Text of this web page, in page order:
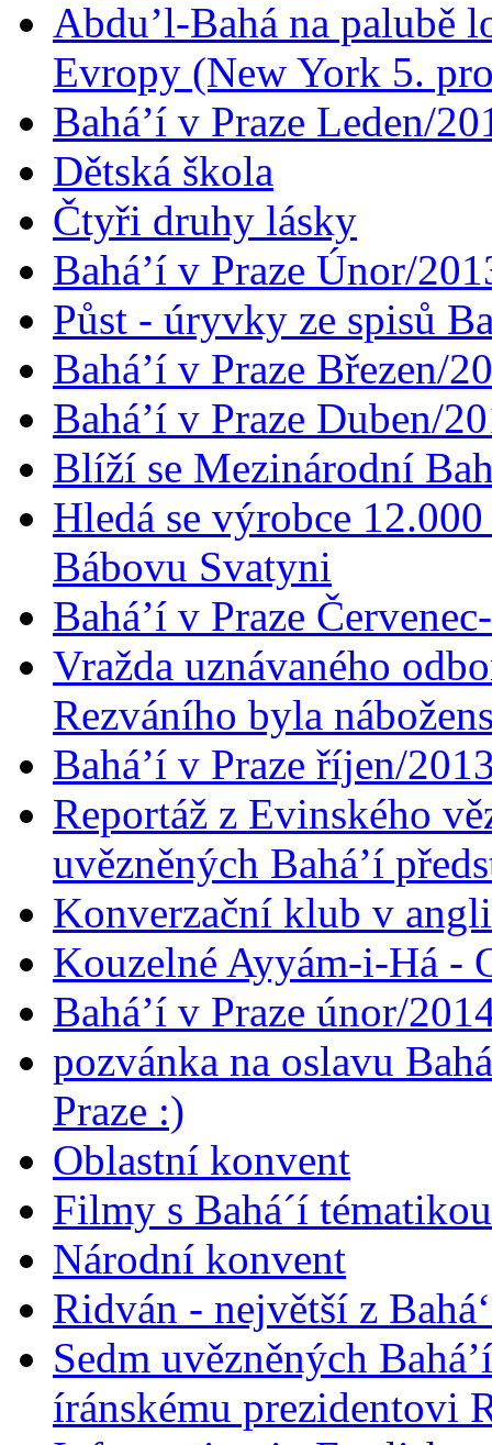
Abdu’l-Bahá na palubě
Evropy (New York 5.
Bahá’í v Praze Leden/
Dětská škola
Čtyři druhy lásky
Bahá’í v Praze Únor/
Půst - úryvky ze spisů
Bahá’í v Praze Březen/
Bahá’í v Praze Duben/
Blíží se Mezinárodní
Hledá se výrobce
Bábovu Svatyni
Bahá’í v Praze
Vražda uznávaného
Rezváního byla
Bahá’í v Praze říjen/
Reportáž z Evinského
uvězněných Bahá’í
Konverzační klub v
Kouzelné Ayyám-i-Há -
Bahá’í v Praze únor/
pozvánka na oslavu
Praze :)
Oblastní konvent
Filmy s Bahá´í
Národní konvent
Ridván - největší z
Sedm uvězněných
íránskému prezidentovi